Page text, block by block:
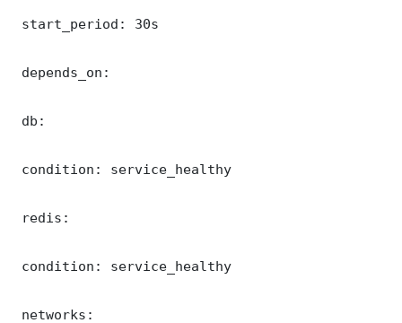
start_period: 30s
depends_on:
db:
condition: service_healthy
redis:
condition: service_healthy
networks: